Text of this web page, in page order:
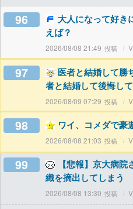
96
大人になって好き
えば？
2026/08/08 21:49
97
医者と結婚して勝
者と結婚して後悔して
2026/08/09 07:29
98 ワイ、コメダで豪
2026/08/08 21:03
99
【悲報】京大病
織を摘出してしまう
2026/08/08 13:30